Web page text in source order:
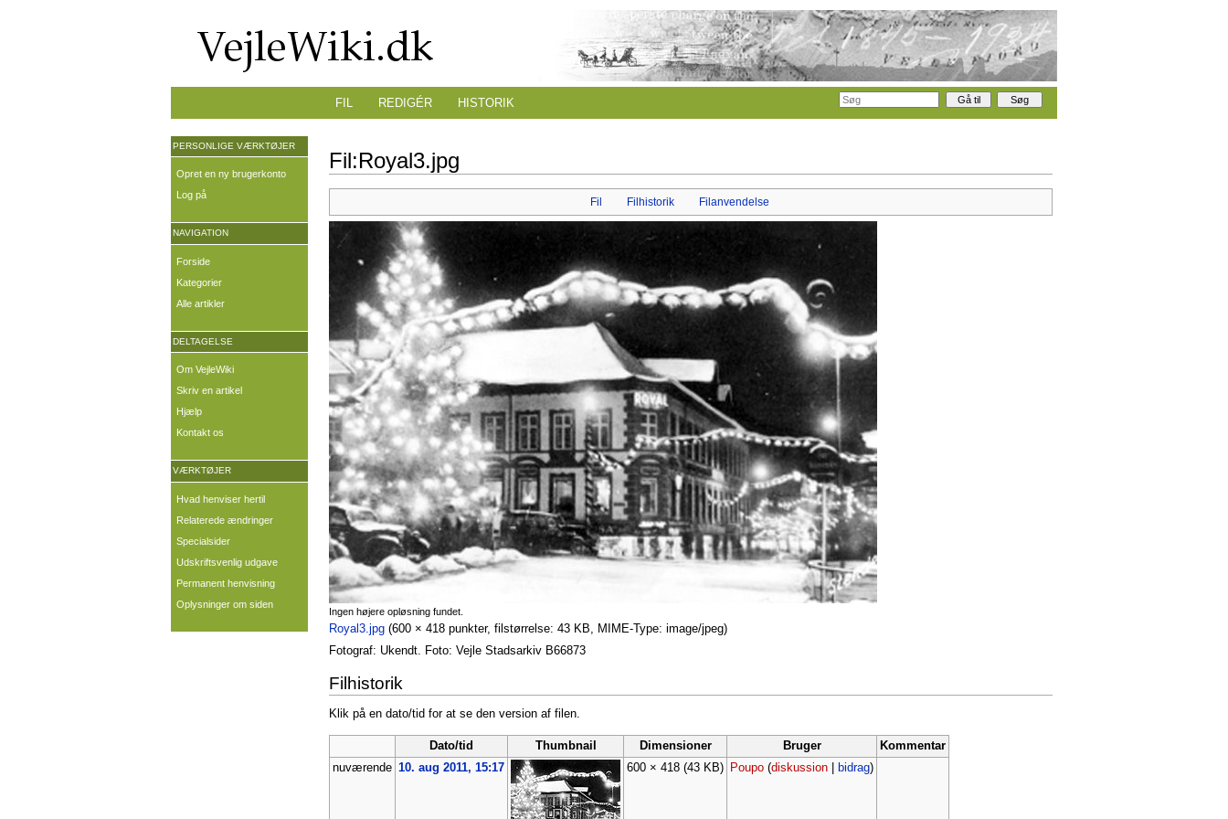
Fil:Royal3.jpg
Fil Filhistorik Filanvendelse
Ingen højere opløsning fundet.
Royal3.jpg (600 × 418 punkter, filstørrelse: 43 KB, MIME-Type: image/jpeg)
Fotograf: Ukendt. Foto: Vejle Stadsarkiv B66873
Filhistorik
Klik på en dato/tid for at se den version af filen.
Dato/tid Thumbnail Dimensioner Bruger
Kommentar
nuværende 10. aug 2011, 15:17 600 × 418 (43 KB) Poupo (diskussion| bidrag)
FIL REDIGÉR HISTORIK
PERSONLIGE VÆRKTØJER
Opret en ny brugerkonto
Log på
NAVIGATION
Forside
Kategorier
Alle artikler
DELTAGELSE
Om VejleWiki
Skriv en artikel
Hjælp
Kontakt os
VÆRKTØJER
Hvad henviser hertil
Relaterede ændringer
Specialsider
Udskriftsvenlig udgave
Permanent henvisning
Oplysninger om siden